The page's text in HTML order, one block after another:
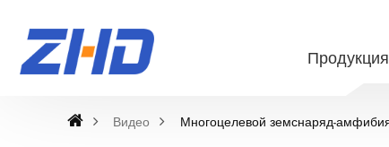
Продукция
Видео Многоцелевой земснаряд-